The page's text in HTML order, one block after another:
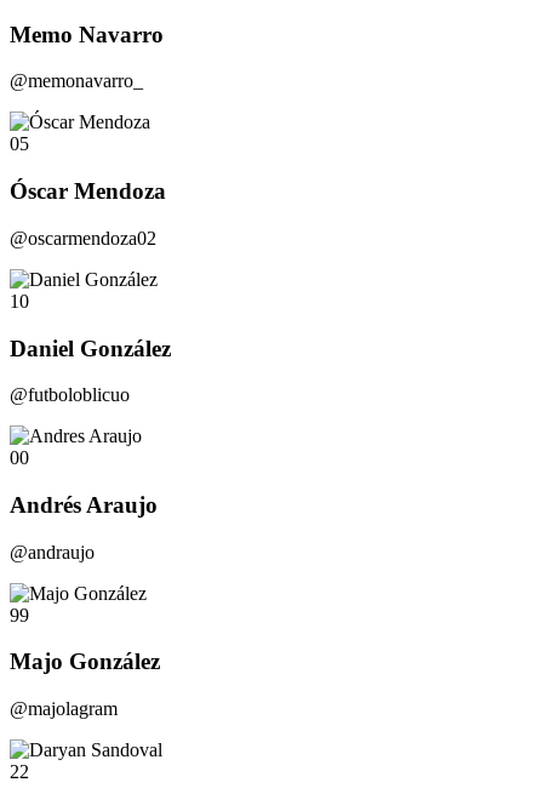
Memo Navarro
@memonavarro_
05
Óscar Mendoza
@oscarmendoza02
10
Daniel González
@futboloblicuo
00
Andrés Araujo
@andraujo
99
Majo González
@majolagram
22